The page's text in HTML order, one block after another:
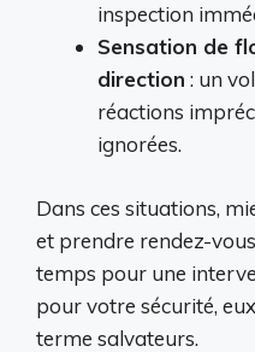
inspection
Sensation de
direction : un
réactions
ignorées.
Dans ces situations,
et prendre rendez-
temps pour une
pour votre sécurité,
terme salvateurs.